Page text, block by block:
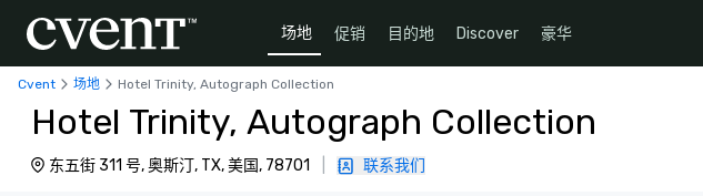
场地 促销 目的地 Discover 豪华
Cvent 场地 Hotel Trinity, Autograph Collection
Hotel Trinity, Autograph Collection
东五街 311 号, 奥斯汀, TX, 美国, 78701 联系我们